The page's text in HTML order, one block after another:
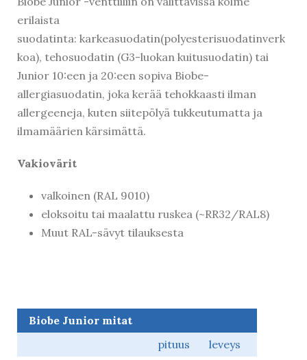
erilaista
suodatinta: karkeasuodatin(polyesterisuodatinverk
koa), tehosuodatin (G3-luokan kuitusuodatin) tai
Junior 10:een ja 20:een sopiva Biobe-
allergiasuodatin, joka kerää tehokkaasti ilman
allergeeneja, kuten siitepölyä tukkeutumatta ja
ilmamäärien kärsimättä.
Vakiovärit
valkoinen (RAL 9010)
eloksoitu tai maalattu ruskea (~RR32/RAL8)
Muut RAL-sävyt tilauksesta
Biobe Junior mitat
pituus
leveys